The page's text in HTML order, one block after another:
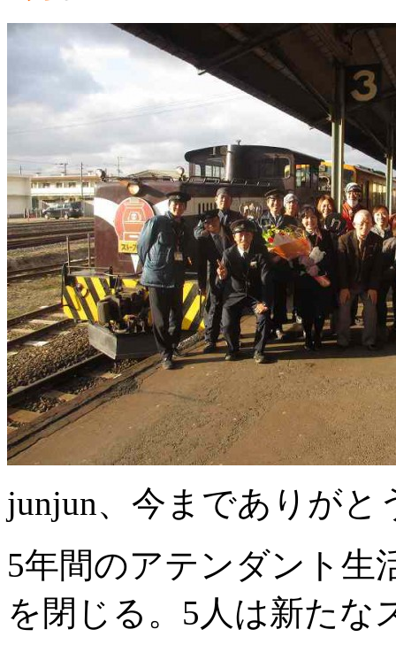
junjun、今までありが
5年間のアテンダント生
を閉じる。5人は新たな